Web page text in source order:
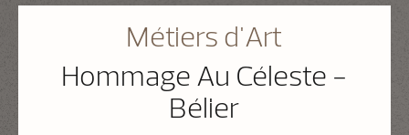
Métiers d'Art
Hommage Au Céleste -
Bélier